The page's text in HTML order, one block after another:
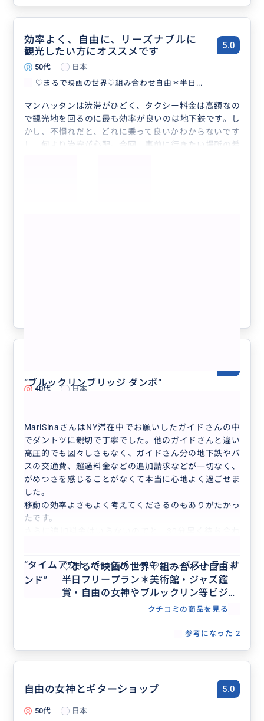
効率よく、自由に、リーズナブルに
観光したい方にオススメです
5.0
50代
日本
♡まるで映画の世界♡組み合わせ自由＊半日...
マンハッタンは渋滞がひどく、タクシー料金は高額なの
で観光地を回るのに最も効率が良いのは地下鉄です。し
かし、不慣れだと、どれに乗って良いかわからないです
し、何より治安が心配。今回、事前に行きたい場所の希
“ブルックリンブリッジ ダンボ”
“タイムアウト バークバーベキュー パストラミサ
ンド”
40代
日本
MariSinaさんはNY滞在中でお願いしたガイドさんの中
でダントツに親切で丁寧でした。他のガイドさんと違い
高圧的でも図々しさもなく、ガイドさん分の地下鉄やバ
スの交通費、超過料金などの追加請求などが一切なく、
がめつさを感じることがなくて本当に心地よく過ごせま
した。
移動の効率よさもよく考えてくださるのもありがたかっ
たです。
NYは生活が厳しいからか、色々な面で他のガイドさん
のがめつさに余裕のなさを感じました。
これから利用する方は気をつけた方がいいかもしれませ
♡まるで映画の世界♡組み合わせ自由＊
半日フリープラン＊美術館・ジャズ鑑
賞・自由の女神やブルックリン等ビジネ
ス渡航にもおすすめ♡人数上限なし
クチコミの商品を見る
参考になった 2
自由の女神とギターショップ 5.0
50代
日本